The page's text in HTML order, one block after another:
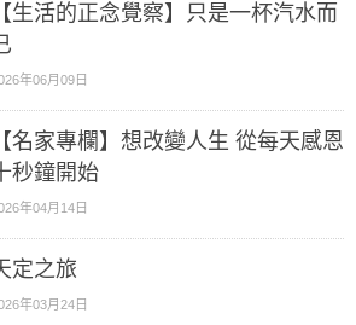
【生活的正念覺察】只是一杯汽水而
年06月09日
【名家專欄】想改變人生 從每天感恩
秒鐘開始
年04月14日
定之旅
年03月24日